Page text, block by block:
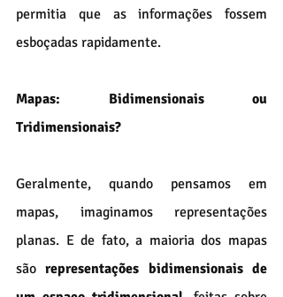
permitia que as informações fossem
esboçadas rapidamente.
Mapas: Bidimensionais ou
Tridimensionais?
Geralmente, quando pensamos em
mapas, imaginamos representações
planas. E de fato, a maioria dos mapas
são representações bidimensionais de